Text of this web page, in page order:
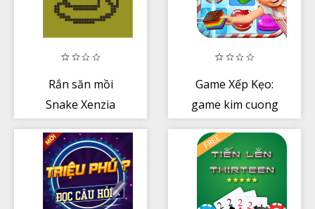
Rắn săn mồi
Snake Xenzia
Game Xếp Kẹo:
game kim cuong